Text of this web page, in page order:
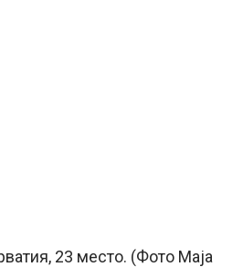
23 место. (Фото Maja